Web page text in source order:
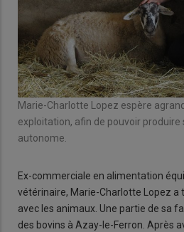
Marie-Charlotte Lopez espère
exploitation, afin de pouvoir
autonome.
Ex-commerciale en alimentation
vétérinaire, Marie-Charlotte Lopez a
avec les animaux. Une partie de sa
des bovins à Azay-le-Ferron. Après